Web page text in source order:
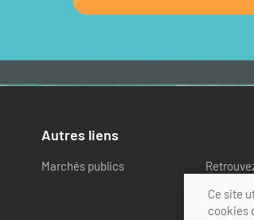
Autres liens
Marchés publics
Ce site
cookies